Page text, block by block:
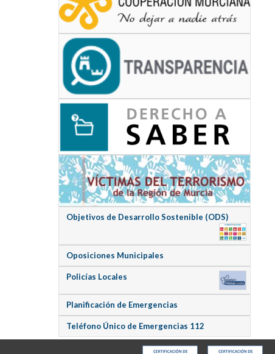
Objetivos de Desarrollo Sostenible (ODS)
Oposiciones Municipales
Policías Locales
Planificación de Emergencias
Teléfono Único de Emergencias 112